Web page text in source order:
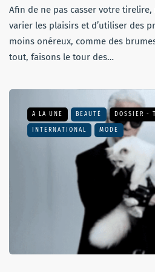
Afin de ne pas casser votre
varier les plaisirs et d’utiliser des
moins onéreux, comme des
tout, faisons le tour des…
A LA UNE BEAUTÉ DOSSIER -
INTERNATIONAL MODE